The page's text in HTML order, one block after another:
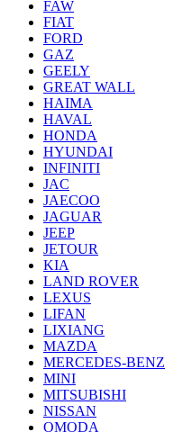
FAW
FIAT
FORD
GAZ
GEELY
GREAT WALL
HAIMA
HAVAL
HONDA
HYUNDAI
INFINITI
JAC
JAECOO
JAGUAR
JEEP
JETOUR
KIA
LAND ROVER
LEXUS
LIFAN
LIXIANG
MAZDA
MERCEDES-BENZ
MINI
MITSUBISHI
NISSAN
OMODA